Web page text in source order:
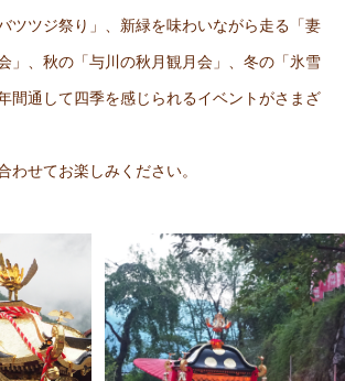
ツツジ祭り」、新緑を味わいながら走る「妻
」、秋の「与川の秋月観月会」、冬の「氷雪
間通して四季を感じられるイベントがさまざ
わせてお楽しみください。